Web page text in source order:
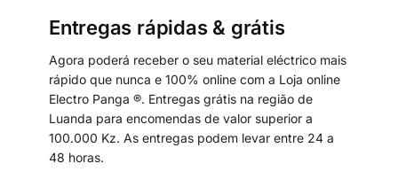
Entregas rápidas & grátis
Agora poderá receber o seu material eléctrico mais
rápido que nunca e 100% online com a Loja online
Electro Panga ®. Entregas grátis na região de
Luanda para encomendas de valor superior a
100.000 Kz. As entregas podem levar entre 24 a
48 horas.